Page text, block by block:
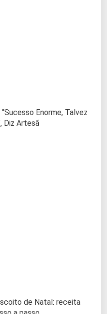
Enorme, Talvez
Diz Artesã
de Natal: receita